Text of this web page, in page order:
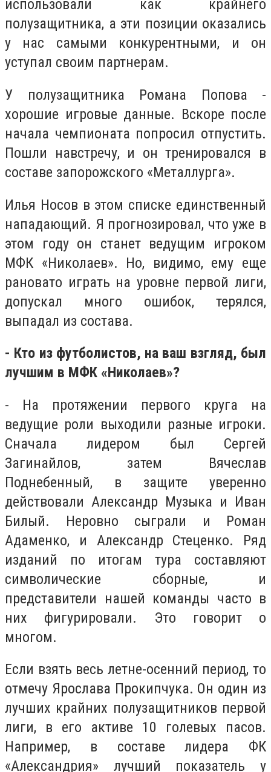
использовали как крайнего
полузащитника, а эти позиции оказались
у нас самыми конкурентными, и он
уступал своим партнерам.
У полузащитника Романа Попова -
хорошие игровые данные. Вскоре после
начала чемпионата попросил отпустить.
Пошли навстречу, и он тренировался в
составе запорожского «Металлурга».
Илья Носов в этом списке единственный
нападающий. Я прогнозировал, что уже в
этом году он станет ведущим игроком
МФК «Николаев». Но, видимо, ему еще
рановато играть на уровне первой лиги,
допускал много ошибок, терялся,
выпадал из состава.
- Кто из футболистов, на ваш взгляд, был
лучшим в МФК «Николаев»?
- На протяжении первого круга на
ведущие роли выходили разные игроки.
Сначала лидером был Сергей
Загинайлов, затем Вячеслав
Поднебенный, в защите уверенно
действовали Александр Музыка и Иван
Билый. Неровно сыграли и Роман
Адаменко, и Александр Стеценко. Ряд
изданий по итогам тура составляют
символические сборные, и
представители нашей команды часто в
них фигурировали. Это говорит о
многом.
Если взять весь летне-осенний период, то
отмечу Ярослава Прокипчука. Он один из
лучших крайних полузащитников первой
лиги, в его активе 10 голевых пасов.
Например, в составе лидера ФК
«Александрия» лучший показатель у